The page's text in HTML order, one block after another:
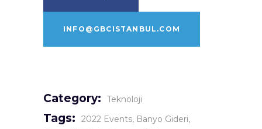
INFO@GBCISTANBUL.COM
Category: Teknoloji
Tags: 2022 Events Banyo Gideri